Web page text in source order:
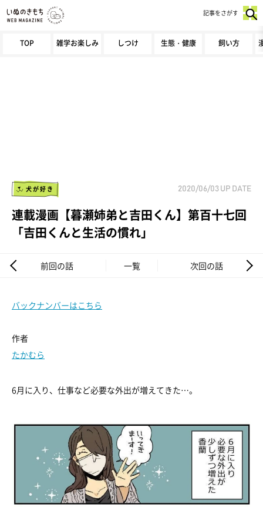
TOP 雑学お楽しみ しつけ 生態・健康 飼い方
記事をさがす
犬が好き 2020/06/03 UP DATE
連載漫画【暮瀬姉弟と吉田くん】第百十七回
「吉田くんと生活の慣れ」
前回の話 一覧 次回の話
バックナンバーはこちら
作者
たかむら
6月に入り、仕事など必要な外出が増えてきた…。